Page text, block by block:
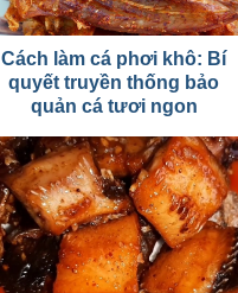
Cách làm cá phơi khô: Bí
quyết truyền thống bảo
quản cá tươi ngon